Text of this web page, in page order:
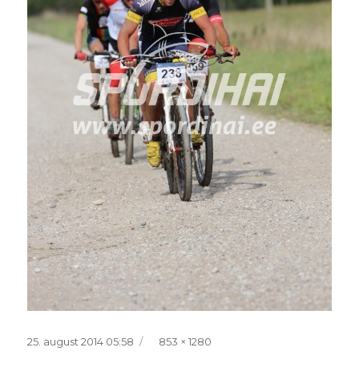
Postitatud
25. august 2014 05:58 Täissuurus
853 × 1280